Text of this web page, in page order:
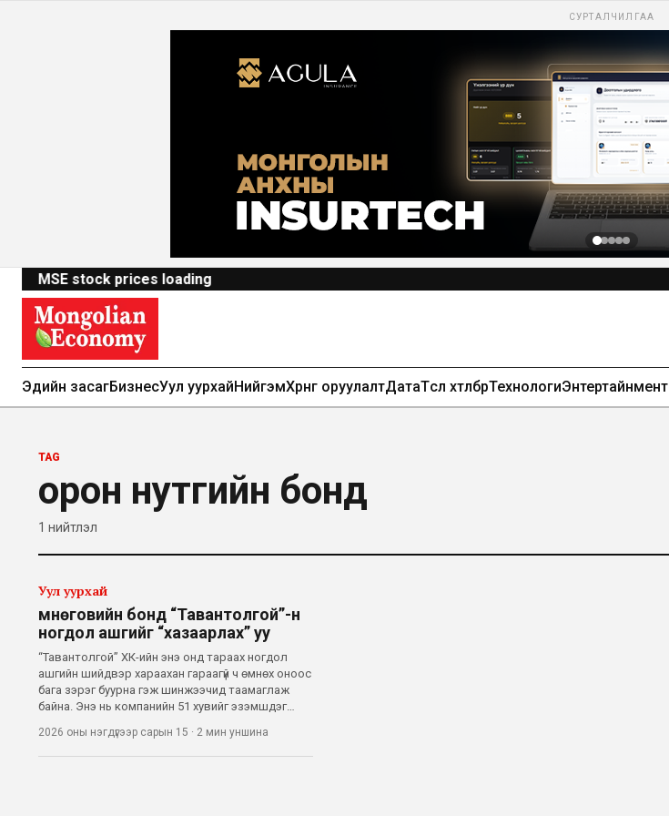
СУРТАЛЧИЛГАА
MSE stock prices loading
Эдийн засагБизнесУул уурхайНийгэмХөрөнгө оруулалтДатаТөсөл хөтөлбөрТехнологиЭнтертайнмент
TAG
орон нутгийн бонд
1 нийтлэл
Уул уурхай
Өмнөговийн бонд “Тавантолгой”-н
ногдол ашгийг “хазаарлах” уу
“Тавантолгой” ХК-ийн энэ онд тараах ногдол
ашгийн шийдвэр хараахан гараагүй ч өмнөх оноос
бага зэрэг буурна гэж шинжээчид таамаглаж
байна. Энэ нь компанийн 51 хувийг эзэмшдэг
орон нутгийн бондтой холбоотой байж
болзошгүй аж. Тодруулбал, Даланзадгад хотод
2026 оны нэгдүгээр сарын 15 · 2 мин уншина